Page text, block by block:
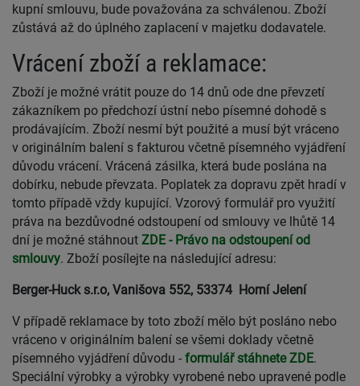
kupní smlouvu, bude považována za schválenou. Zboží
zůstává až do úplného zaplacení v majetku dodavatele.
Vrácení zboží a reklamace:
Zboží je možné vrátit pouze do 14 dnů ode dne převzetí
zákazníkem po předchozí ústní nebo písemné dohodě s
prodávajícím. Zboží nesmí být použité a musí být vráceno
v originálním balení s fakturou včetně písemného vyjádření
důvodu vrácení. Vrácená zásilka, která bude poslána na
dobírku, nebude převzata. Poplatek za dopravu zpět hradí v
tomto případě vždy kupující. Vzorový formulář pro využití
práva na bezdůvodné odstoupení od smlouvy ve lhůtě 14
dní je možné stáhnout ZDE - Právo na odstoupení od
smlouvy. Zboží posílejte na následující adresu:
Berger-Huck s.r.o, Vanišova 552, 53374 Horní Jelení
V případě reklamace by toto zboží mělo být posláno nebo
vráceno v originálním balení se všemi doklady včetně
písemného vyjádření důvodu - formulář stáhnete ZDE.
Speciální výrobky a výrobky vyrobené nebo upravené podle